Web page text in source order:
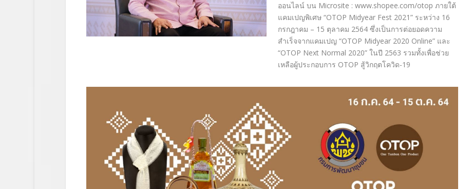
ออนไลน์ บน Microsite : www.shopee.com/otop ภายใต้
แคมเปญพิเศษ “OTOP Midyear Fest 2021” ระหว่าง 16
กรกฎาคม – 15 ตุลาคม 2564 ซึ่งเป็นการต่อยอดความ
สำเร็จจากแคมเปญ “OTOP Midyear 2020 Online” และ
“OTOP Next Normal 2020” ในปี 2563 รวมทั้งเพื่อช่วย
เหลือผู้ประกอบการ OTOP สู้วิกฤตโควิด-19